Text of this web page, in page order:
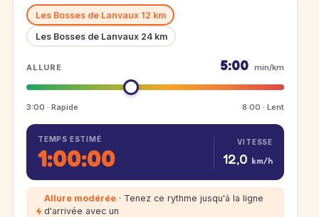
Les Bosses de Lanvaux 12 km
Les Bosses de Lanvaux 24 km
ALLURE 5:00 min/km
3:00 · Rapide 8:00 · Lent
TEMPS ESTIMÉ
1:00:00
VITESSE
12,0 km/h
Allure modérée · Tenez ce rythme jusqu'à la ligne
d'arrivée avec un